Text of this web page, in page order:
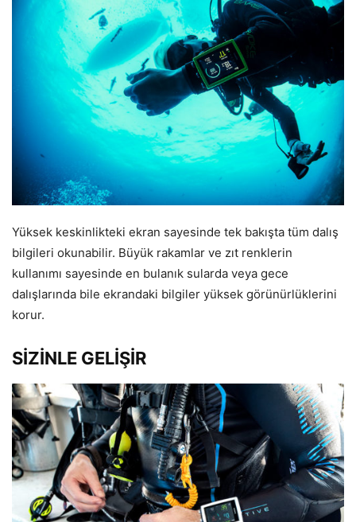
Yüksek keskinlikteki ekran sayesinde tek bakışta tüm dalış
bilgileri okunabilir. Büyük rakamlar ve zıt renklerin
kullanımı sayesinde en bulanık sularda veya gece
dalışlarında bile ekrandaki bilgiler yüksek görünürlüklerini
korur.
SİZİNLE GELİŞİR